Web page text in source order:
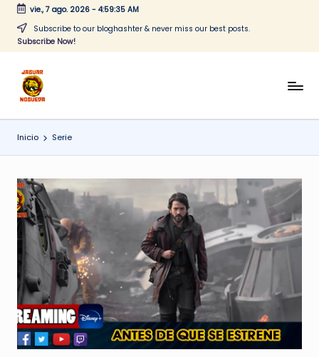
Saltar
vie., 7 ago. 2026- 4:59:36 AM
Subscribe to our bloghashter & never miss our best posts.
Subscribe Now!
J
a
g
a
r
N
o
g
u
e
CONTENIDO
Inicio Serie